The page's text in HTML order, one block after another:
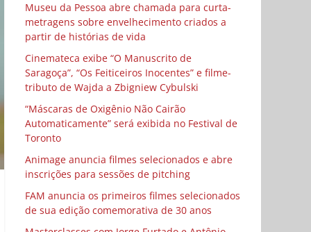
Museu da Pessoa abre chamada para curta-
metragens sobre envelhecimento criados a
partir de histórias de vida
Cinemateca exibe “O Manuscrito de
Saragoça”, “Os Feiticeiros Inocentes” e filme-
tributo de Wajda a Zbigniew Cybulski
“Máscaras de Oxigênio Não Cairão
Automaticamente” será exibida no Festival de
Toronto
Animage anuncia filmes selecionados e abre
inscrições para sessões de pitching
FAM anuncia os primeiros filmes selecionados
de sua edição comemorativa de 30 anos